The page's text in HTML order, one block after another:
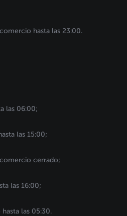
hasta las 23:00.
las 06:00;
las 15:00;
cerrado;
las 16:00;
las 05:30.